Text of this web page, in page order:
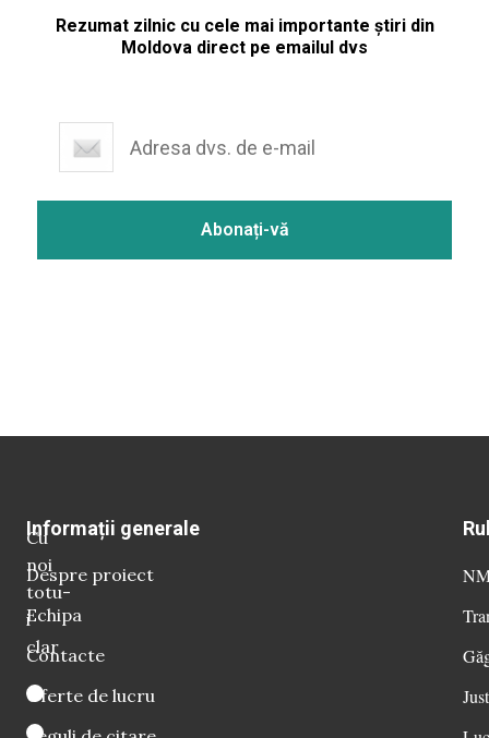
Rezumat zilnic cu cele mai importante știri din
Moldova direct pe emailul dvs
Cu
noi
totu-
i
clar
Informații generale
Despre proiect
Echipa
Contacte
Oferte de lucru